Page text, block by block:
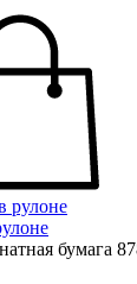
бумага